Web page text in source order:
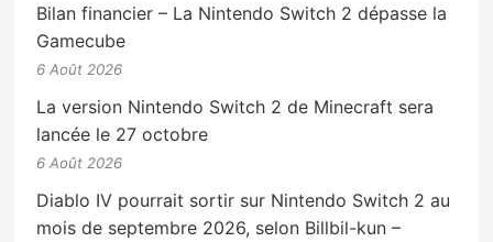
Bilan financier – La Nintendo Switch 2 dépasse la
Gamecube
6 Août 2026
La version Nintendo Switch 2 de Minecraft sera
lancée le 27 octobre
6 Août 2026
Diablo IV pourrait sortir sur Nintendo Switch 2 au
mois de septembre 2026, selon Billbil-kun –